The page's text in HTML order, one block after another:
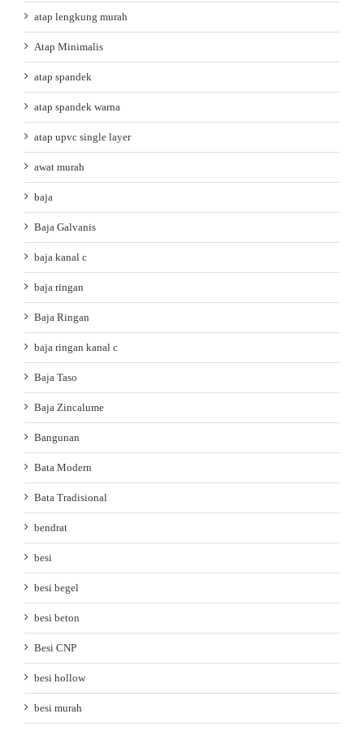
atap lengkung murah
Atap Minimalis
atap spandek
atap spandek warna
atap upvc single layer
awat murah
baja
Baja Galvanis
baja kanal c
baja ringan
Baja Ringan
baja ringan kanal c
Baja Taso
Baja Zincalume
Bangunan
Bata Modern
Bata Tradisional
bendrat
besi
besi begel
besi beton
Besi CNP
besi hollow
besi murah